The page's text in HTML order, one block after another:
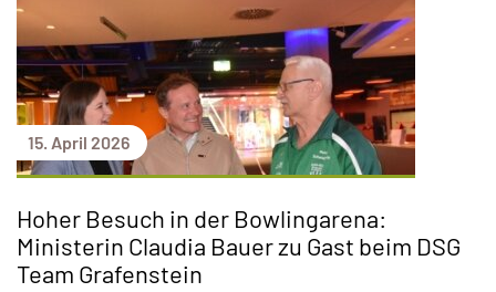
15. April 2026
Hoher Besuch in der Bowlingarena:
Ministerin Claudia Bauer zu Gast beim DSG
Team Grafenstein